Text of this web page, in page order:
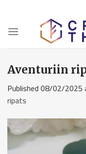
content
Aventuriin
Published 08/02/2025
ripats